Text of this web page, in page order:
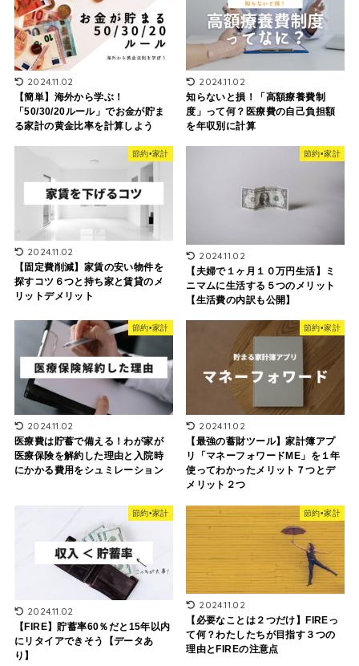
2024.11.02
【簡単】海外から学ぶ！
「50/30/20ルール」でお金が貯ま
る家計の黄金比率を計算しよう
2024.11.02
知らないと損！「高額療養費制
度」って何？医療費の自己負担額
を年収別に計算
節約•家計
2024.11.02
【固定費削減】家賃の安い物件を
探すコツ６つと持ち家と賃貸のメ
リットデメリット
節約•家計
2024.11.02
【夫婦で１ヶ月１０万円生活】ミ
ニマムに生活する５つのメリット
【生活費の内訳も公開】
節約•家計
2024.11.02
医療費は貯蓄で備える！わが家が
医療保険を解約した理由と入院時
にかかる費用をシュミレーション
節約•家計
2024.11.02
【最強の蓄財ツール】家計簿アプ
リ「マネーフォワードME」を１年
使ってわかったメリット７つとデ
メリット２つ
節約•家計
2024.11.02
【FIRE】貯蓄率60％だと15年以内
にリタイアできそう【データあ
り】
節約•家計
2024.11.02
【必要なことは２つだけ】FIREっ
て何？わたしたちが目指す３つの
理由とFIREの注意点